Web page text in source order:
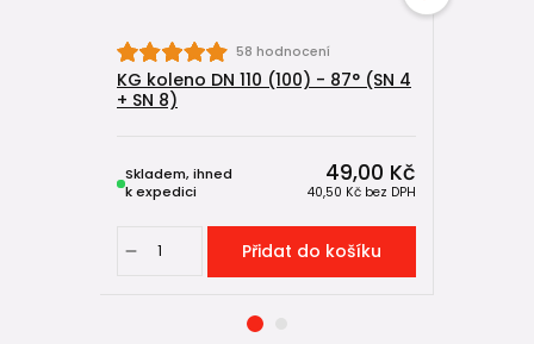
58 hodnocení
KG koleno DN 110 (100) - 87° (SN 4
+ SN 8)
49,00 Kč
40,50 Kč bez DPH
Skladem, ihned
k expedici
Přidat do košíku